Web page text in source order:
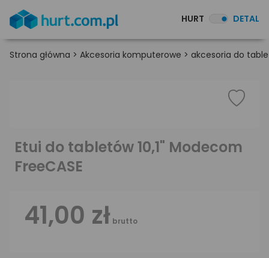
HURT DETAL
Strona główna > Akcesoria komputerowe > akcesoria do
Etui do tabletów 10,1" Modecom
FreeCASE
41,00 zł brutto